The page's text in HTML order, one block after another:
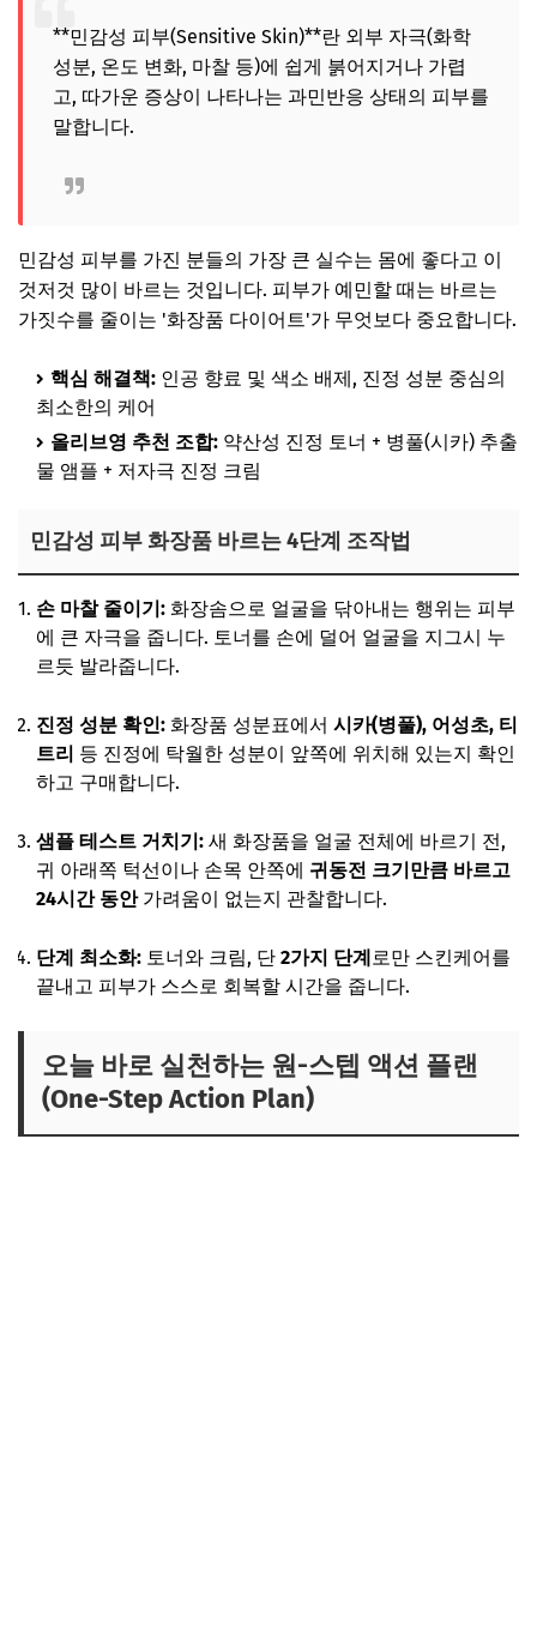
**민감성 피부(Sensitive Skin)**란 외부 자극(화학
성분, 온도 변화, 마찰 등)에 쉽게 붉어지거나 가렵
고, 따가운 증상이 나타나는 과민반응 상태의 피부를
말합니다.
민감성 피부를 가진 분들의 가장 큰 실수는 몸에 좋다고 이
것저것 많이 바르는 것입니다. 피부가 예민할 때는 바르는
가짓수를 줄이는 '화장품 다이어트'가 무엇보다 중요합니다.
핵심 해결책: 인공 향료 및 색소 배제, 진정 성분 중심의
최소한의 케어
올리브영 추천 조합: 약산성 진정 토너 + 병풀(시카) 추출
물 앰플 + 저자극 진정 크림
민감성 피부 화장품 바르는 4단계 조작법
손 마찰 줄이기: 화장솜으로 얼굴을 닦아내는 행위는 피부
에 큰 자극을 줍니다. 토너를 손에 덜어 얼굴을 지그시 누
르듯 발라줍니다.
진정 성분 확인: 화장품 성분표에서 시카(병풀), 어성초, 티
트리 등 진정에 탁월한 성분이 앞쪽에 위치해 있는지 확인
하고 구매합니다.
샘플 테스트 거치기: 새 화장품을 얼굴 전체에 바르기 전,
귀 아래쪽 턱선이나 손목 안쪽에 귀동전 크기만큼 바르고
24시간 동안가려움이 없는지 관찰합니다.
단계 최소화: 토너와 크림, 단 2가지 단계로만 스킨케어를
끝내고 피부가 스스로 회복할 시간을 줍니다.
오늘 바로 실천하는 원-스텝 액션 플랜
(One-Step Action Plan)